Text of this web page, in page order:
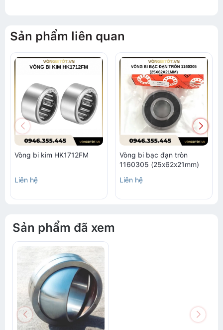
Sản phẩm liên quan
Vòng bi kim HK1712FM
Liên hệ
Vòng bi bạc đạn tròn
1160305 (25x62x21mm)
Liên hệ
Sản phẩm đã xem